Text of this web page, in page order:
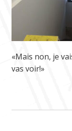
«Mais non, je
vas voir!»